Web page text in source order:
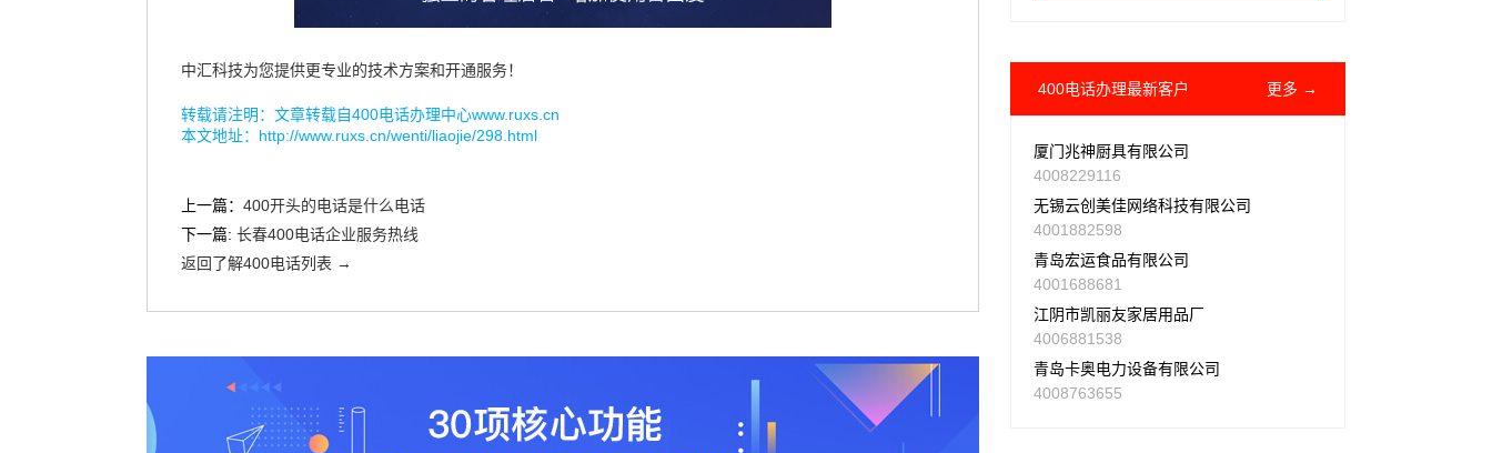
中汇科技为您提供更专业的技术方案和开通服务！
转载请注明：文章转载自400电话办理中心www.ruxs.cn
本文地址： http://www.ruxs.cn/wenti/liaojie/298.html
上一篇： 400开头的电话是什么电话
下一篇: 长春400电话企业服务热线
返回了解400电话列表 →
400电话办理最新客户 更多 →
厦门兆神厨具有限公司
4008229116
无锡云创美佳网络科技有限公司
4001882598
青岛宏运食品有限公司
4001688681
江阴市凯丽友家居用品厂
4006881538
青岛卡奥电力设备有限公司
4008763655